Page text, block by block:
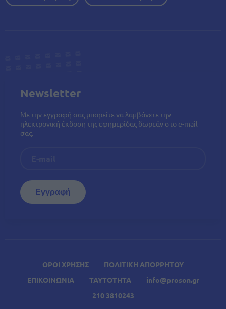
ΟΡΟΙ ΧΡΗΣΗΣ
ΠΟΛΙΤΙΚΗ ΑΠΟΡΡΗΤΟΥ
ΕΠΙΚΟΙΝΩΝΙΑ
ΤΑΥΤΟΤΗΤΑ
info@proson.gr
210 3810243
Newsletter
Με την εγγραφή σας μπορείτε να λαμβάνετε την
ηλεκτρονική έκδοση της εφημερίδας δωρεάν στο e-mail
σας.